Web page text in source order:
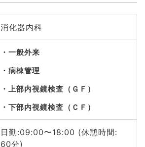
消化器内科
一般外来
病棟管理
上部内視鏡検査（ＧＦ）
下部内視鏡検査（ＣＦ）
日勤:09:00〜18:00 (休憩時間:
60分)